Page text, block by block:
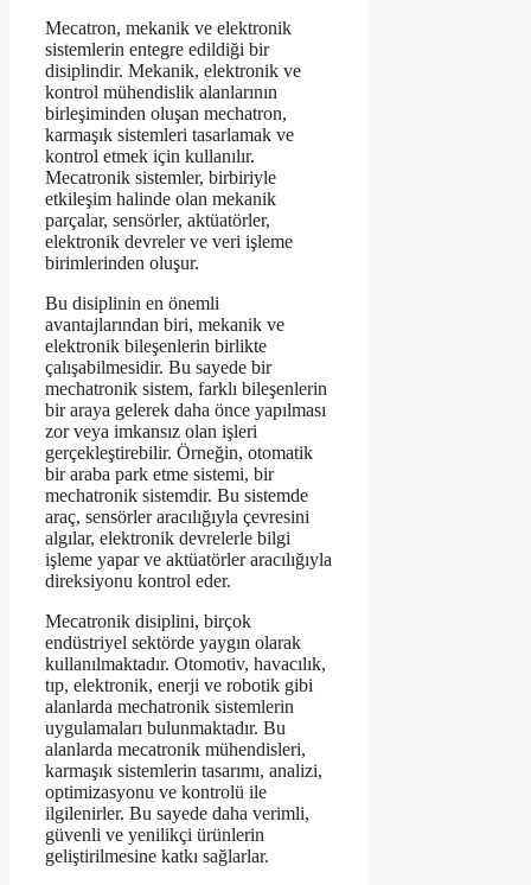
Mecatron, mekanik ve elektronik
sistemlerin entegre edildiği bir
disiplindir. Mekanik, elektronik ve
kontrol mühendislik alanlarının
birleşiminden oluşan mechatron,
karmaşık sistemleri tasarlamak ve
kontrol etmek için kullanılır.
Mecatronik sistemler, birbiriyle
etkileşim halinde olan mekanik
parçalar, sensörler, aktüatörler,
elektronik devreler ve veri işleme
birimlerinden oluşur.
Bu disiplinin en önemli
avantajlarından biri, mekanik ve
elektronik bileşenlerin birlikte
çalışabilmesidir. Bu sayede bir
mechatronik sistem, farklı bileşenlerin
bir araya gelerek daha önce yapılması
zor veya imkansız olan işleri
gerçekleştirebilir. Örneğin, otomatik
bir araba park etme sistemi, bir
mechatronik sistemdir. Bu sistemde
araç, sensörler aracılığıyla çevresini
algılar, elektronik devrelerle bilgi
işleme yapar ve aktüatörler aracılığıyla
direksiyonu kontrol eder.
Mecatronik disiplini, birçok
endüstriyel sektörde yaygın olarak
kullanılmaktadır. Otomotiv, havacılık,
tıp, elektronik, enerji ve robotik gibi
alanlarda mechatronik sistemlerin
uygulamaları bulunmaktadır. Bu
alanlarda mecatronik mühendisleri,
karmaşık sistemlerin tasarımı, analizi,
optimizasyonu ve kontrolü ile
ilgilenirler. Bu sayede daha verimli,
güvenli ve yenilikçi ürünlerin
geliştirilmesine katkı sağlarlar.